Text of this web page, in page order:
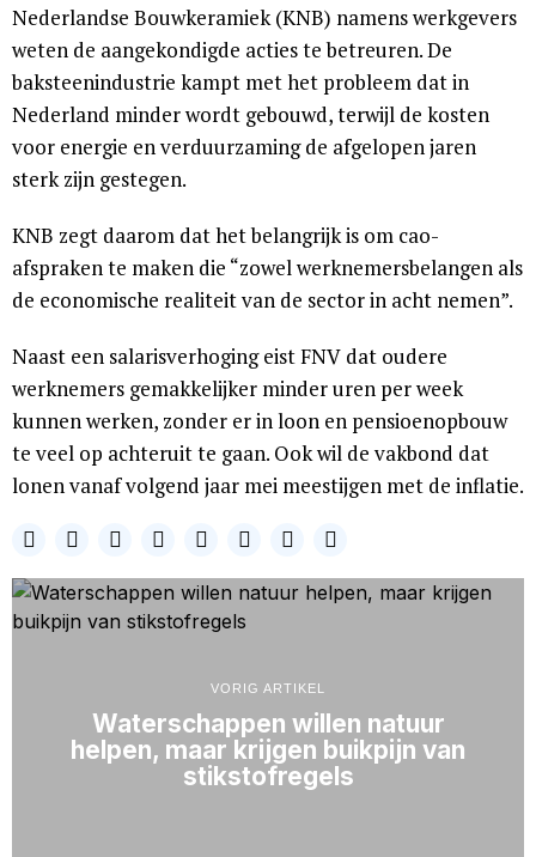
Nederlandse Bouwkeramiek (KNB) namens werkgevers
weten de aangekondigde acties te betreuren. De
baksteenindustrie kampt met het probleem dat in
Nederland minder wordt gebouwd, terwijl de kosten
voor energie en verduurzaming de afgelopen jaren
sterk zijn gestegen.
KNB zegt daarom dat het belangrijk is om cao-
afspraken te maken die “zowel werknemersbelangen als
de economische realiteit van de sector in acht nemen”.
Naast een salarisverhoging eist FNV dat oudere
werknemers gemakkelijker minder uren per week
kunnen werken, zonder er in loon en pensioenopbouw
te veel op achteruit te gaan. Ook wil de vakbond dat
lonen vanaf volgend jaar mei meestijgen met de inflatie.
VORIG ARTIKEL
Waterschappen willen natuur
helpen, maar krijgen buikpijn van
stikstofregels